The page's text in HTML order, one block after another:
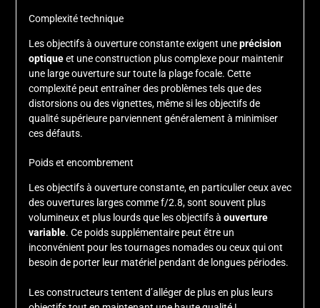
Complexité technique
Les objectifs à ouverture constante exigent uneprécision
optiqueet une construction plus complexe pour maintenir
une large ouverture sur toute la plage focale. Cette
complexité peut entraîner des problèmes tels que des
distorsions ou des vignettes, même si les objectifs de
qualité supérieure parviennent généralement à minimiser
ces défauts.
Poids et encombrement
Les objectifs à ouverture constante, en particulier ceux avec
des ouvertures larges comme f/2.8, sont souvent plus
volumineux et plus lourds que les objectifs à ouverture
variable. Ce poids supplémentaire peut être un
inconvénient pour les tournages nomades ou ceux qui ont
besoin de porter leur matériel pendant de longues périodes.
Les constructeurs tentent d’alléger de plus en plus leurs